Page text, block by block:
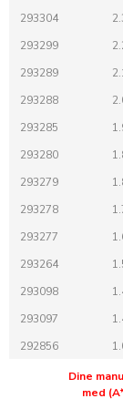
293304
293299
293289
293288
293285
293280
293279
293278
293277
293264
293098
293097
292856
Dine
med